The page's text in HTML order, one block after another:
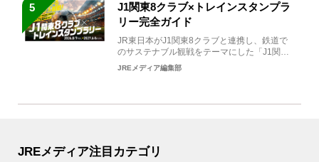
5
J1関東8クラブ×トレインスタンプラ
リー完全ガイド
JR東日本がJ1関東8クラブと連携し、鉄道で
のサステナブル観戦をテーマにした「J1関東8
クラブ×トレイン...
JREメディア編集部
JREメディア注目カテゴリ